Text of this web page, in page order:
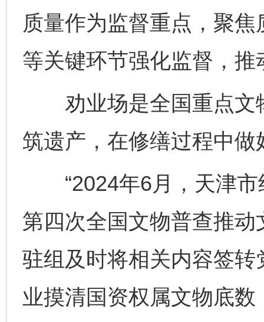
质量作为监督重点，聚
等关键环节强化监督，
劝业场是全国重点文
筑遗产，在修缮过程中
“2024年6月，天津市
第四次全国文物普查推
驻组及时将相关内容签
业摸清国资权属文物底